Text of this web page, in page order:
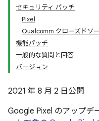
セキュリティ パッチ
Pixel
Qualcomm クローズドソ
機能パッチ
一般的な質問と回答
バージョン
2021 年 8 月 2 日公開
Google Pixel のアップデ